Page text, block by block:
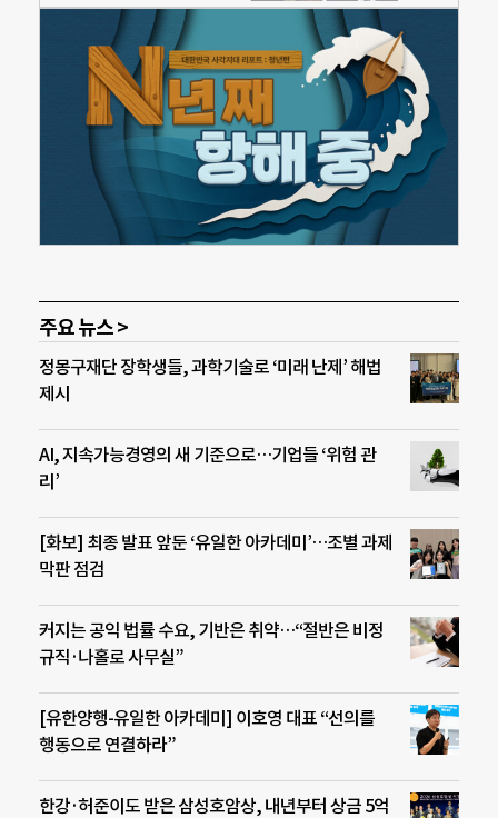
주요 뉴스 >
정몽구재단 장학생들, 과학기술로 ‘미래 난제’ 해법
제시
AI, 지속가능경영의 새 기준으로…기업들 ‘위험 관
리’
[화보] 최종 발표 앞둔 ‘유일한 아카데미’…조별 과제
막판 점검
커지는 공익 법률 수요, 기반은 취약…“절반은 비정
규직·나홀로 사무실”
[유한양행-유일한 아카데미] 이호영 대표 “선의를
행동으로 연결하라”
한강·허준이도 받은 삼성호암상, 내년부터 상금 5억